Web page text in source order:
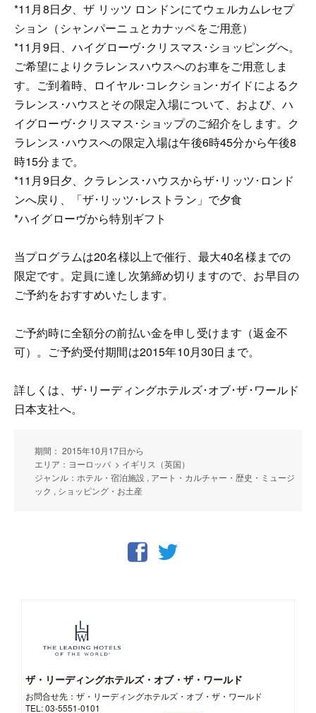
*11月8日夕、ザ リッツ ロンドンにてウェルカムレセプ
ション（シャンパーニュとカナッペをご用意）
*11月9日、ハイグローヴ･クリスマス･ショッピングへ。
ご希望によりクラレンスハウスへのお車をご用意しま
す。ご到着時、ロイヤル･コレクション･ガイドによるク
ラレンス･ハウスとその限定入場について、および、ハ
イグローヴ･クリスマス･ショップのご紹介をします。ク
ラレンス･ハウスへの限定入場は午後6時45分から午後8
時15分まで。
*11月9日夕、クラレンス･ハウスからザ･リッツ･ロンド
ンへ戻り、「ザ･リッツ･レストラン」で夕食
*ハイグローヴから特別ギフト
当プログラムは20名様以上で催行、最大40名様までの
限定です。定員に達し次第締め切りますので、お早目の
ご予約をおすすめいたします。
ご予約時に全額分の前払い金を申し受けます（返金不
可）。ご予約受付期間は2015年10月30日まで。
詳しくは、ザ･リーディングホテルズ･オブ･ザ･ワールド
日本支社へ。
期間： 2015年10月17日から
エリア：ヨーロッパ > イギリス（英国）
ジャンル：ホテル・宿泊施設 , アート・カルチャー・歴史・ミュージ
ック , ショッピング・お土産
ザ・リーディングホテルズ・オブ・ザ・ワールド
お問合せ先：ザ・リーディングホテルズ・オブ・ザ・ワールド
TEL: 03-5551-0101